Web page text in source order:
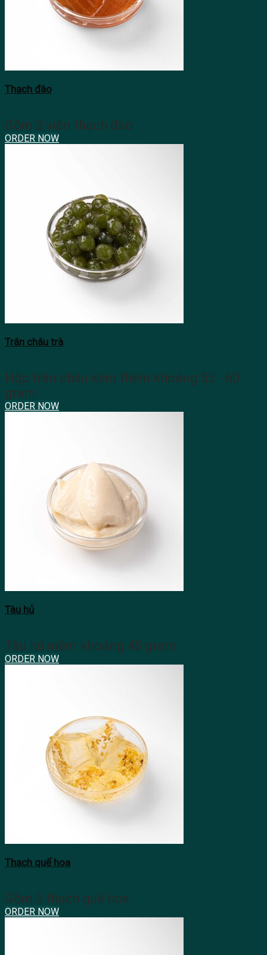
Thạch đào
Gồm 3 viên thạch đào
ORDER NOW
Trân châu trà
Hộp trân châu kèm thêm khoảng 55 - 60
gram
ORDER NOW
Tàu hủ
Tàu hủ mềm khoảng 45 gram
ORDER NOW
Thạch quế hoa
Gồm 3 thạch quế hoa
ORDER NOW